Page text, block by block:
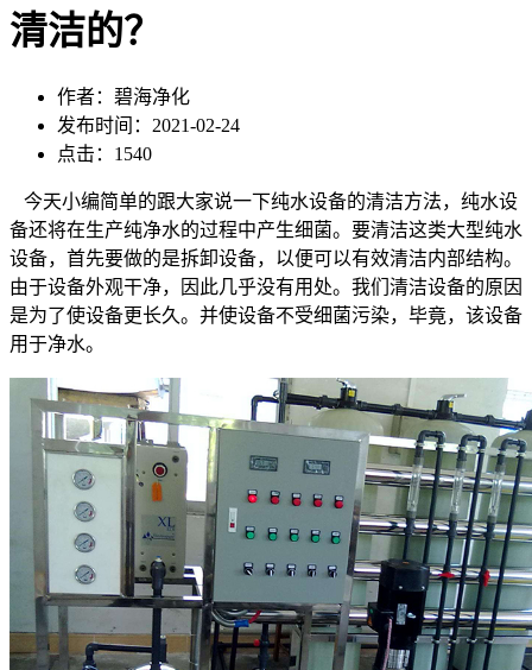
清洁的？
作者：碧海净化
发布时间：2021-02-24
点击：1540
今天小编简单的跟大家说一下纯水设备的清洁方法，纯水设
备还将在生产纯净水的过程中产生细菌。要清洁这类大型纯水
设备，首先要做的是拆卸设备，以便可以有效清洁内部结构。
由于设备外观干净，因此几乎没有用处。我们清洁设备的原因
是为了使设备更长久。并使设备不受细菌污染，毕竟，该设备
用于净水。